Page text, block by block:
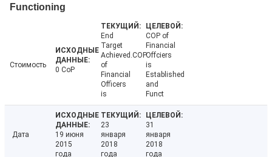
Functioning
Стоимость
0 CoP
End
Target
Achieved.COP
of
Financial
Officers
is
COP of
Financial
Offciers
is
Established
and
Funct
Дата
19 июня
2015
года
23
января
2018
года
31
января
2018
года